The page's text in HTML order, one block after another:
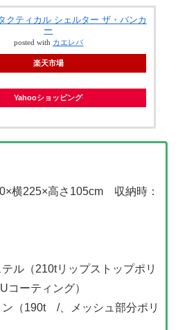
クティカル シェルター ザ・バンカ
ー
posted with カエレバ
楽天市場
Yahooショッピング
横225×高さ105cm 収納時：
ル（210tリップストップポリ
コーティング）
（190t /、メッシュ部分ポリ